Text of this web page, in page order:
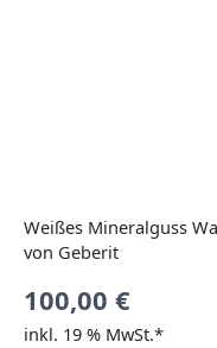
Weißes Mineralguss
von Geberit
100,00 €
inkl. 19 % MwSt.*